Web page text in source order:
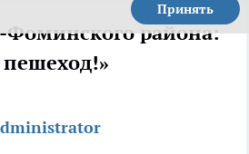
Принять
района: